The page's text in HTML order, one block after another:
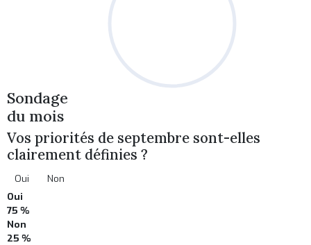
Sondage
du mois
Vos priorités de septembre sont-elles
clairement définies ?
Oui
Non
Oui
75 %
Non
25 %